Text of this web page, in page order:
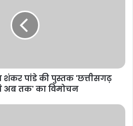
शंकर पांडे की पुस्तक 'छत्तीसगढ़
अब तक' का विमोचन